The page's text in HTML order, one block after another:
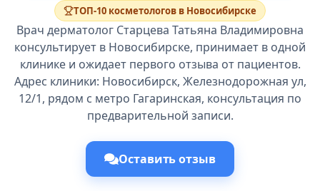
ТОП-10 косметологов в Новосибирске
Врач дерматолог Старцева Татьяна Владимировна
консультирует в Новосибирске, принимает в одной
клинике и ожидает первого отзыва от пациентов.
Адрес клиники: Новосибирск, Железнодорожная ул,
12/1, рядом с метро Гагаринская, консультация по
предварительной записи.
Оставить отзыв